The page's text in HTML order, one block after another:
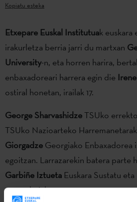
Kopiatu esteka
Etxepare Euskal Institutuak euskara
irakurletza berria jarri du martxan
University-n, eta horren harira,
enbaxadoreari harrera egin die
ostiral honetan, irailak 17.
George Sharvashidze TSUko
TSUko Nazioarteko
Giorgadze Georgiako Enbaxadorea
egoitzan. Larrazarekin batera parte
Garbiñe Iztueta Euskara Sustatu
zuzendariak.